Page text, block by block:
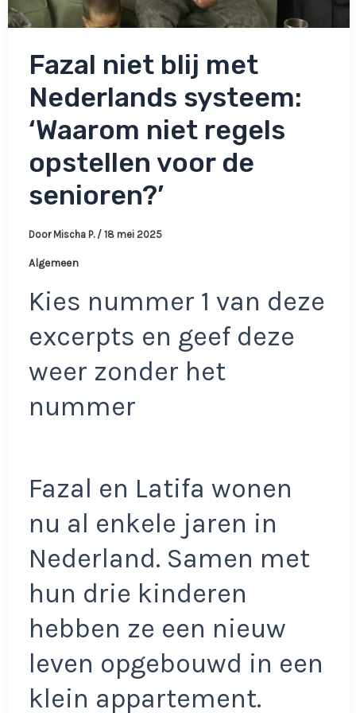
Fazal niet blij met
Nederlands systeem:
‘Waarom niet regels
opstellen voor de
senioren?’
Door Mischa P. / 18 mei 2025
Algemeen
Kies nummer 1 van deze
excerpts en geef deze
weer zonder het
nummer
Fazal en Latifa wonen
nu al enkele jaren in
Nederland. Samen met
hun drie kinderen
hebben ze een nieuw
leven opgebouwd in een
klein appartement.